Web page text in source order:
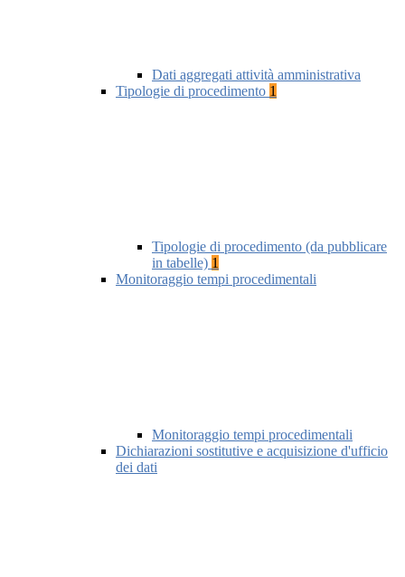
Dati aggregati attività amministrativa
Tipologie di procedimento 1
Tipologie di procedimento (da pubblicare
in tabelle) 1
Monitoraggio tempi procedimentali
Monitoraggio tempi procedimentali
Dichiarazioni sostitutive e acquisizione d'ufficio
dei dati